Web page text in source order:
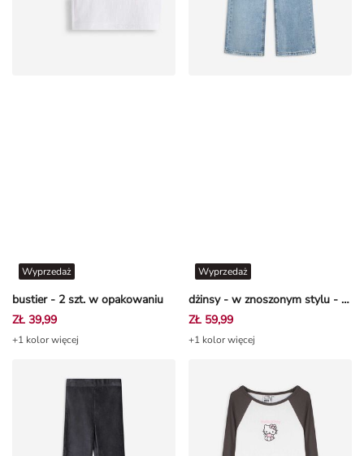
bustier - 2 szt. w opakowaniu
Wyprzedaż
ZŁ 39,99
+1 kolor więcej
dżinsy - w znoszonym stylu - niebieski
Wyprzedaż
ZŁ 59,99
+1 kolor więcej